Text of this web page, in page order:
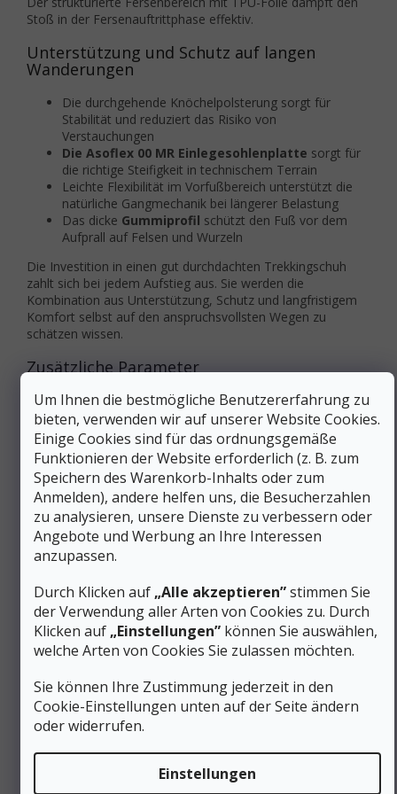
Um Ihnen die bestmögliche Benutzererfahrung zu
bieten, verwenden wir auf unserer Website Cookies.
Einige Cookies sind für das ordnungsgemäße
Funktionieren der Website erforderlich (z. B. zum
Speichern des Warenkorb-Inhalts oder zum
Anmelden), andere helfen uns, die Besucherzahlen
zu analysieren, unsere Dienste zu verbessern oder
Angebote und Werbung an Ihre Interessen
anzupassen.
Durch Klicken auf „Alle akzeptieren”stimmen Sie
der Verwendung aller Arten von Cookies zu. Durch
Klicken auf „Einstellungen” können Sie auswählen,
welche Arten von Cookies Sie zulassen möchten.
Sie können Ihre Zustimmung jederzeit in den
Cookie-Einstellungen unten auf der Seite ändern
oder widerrufen.
Einstellungen
Stoß in der Fersenauftrittphase effektiv.
Unterstützung und Schutz auf langen
Wanderungen
Die durchgehende Knöchelpolsterung sorgt für
Stabilität und reduziert das Risiko von
Verstauchungen
Die Asoflex 00 MR Einlegesohlenplatte sorgt für
die richtige Steifigkeit in technischem Terrain
Leichte Flexibilität im Vorfußbereich unterstützt die
natürliche Gangmechanik bei längerer Belastung
Das dicke Gummiprofil schützt den Fuß vor dem
Aufprall auf Felsen und Wurzeln
Die Investition in einen gut durchdachten Trekkingschuh
zahlt sich bei jedem Aufstieg aus. Sie werden die
Kombination aus Unterstützung, Schutz und langfristigem
Komfort selbst auf den anspruchsvollsten Wegen zu
schätzen wissen.
Zusätzliche Parameter
Kategorie:
Wander-/Trekkingschuhe für
Damen – mittelhoch, hoch
EAN:
Variante wählen
Geschlecht:
Frauen
Schuhhöhe:
Mittel (Mid)
Material:
Leder/Synthetik
Schuhweite:
Normal
Membrane
(Wasserfestigkeit)
Farbe
Blau
Gewicht/Paar (g)
751 bis 990 g
Schnürung:
Schnürsenkel
Kategorie (Gruppe)
B-medium Wandern
Steppstich:
Umkreis - 360°
Produktart:
Schuhe
Für Katzen
/velikostni-tabulka-asolo/
1300 g (Damenpaar, Größe